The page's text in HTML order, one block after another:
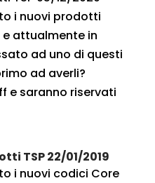
i nuovi prodotti
e attualmente in
ad uno di questi
ad averli?
e saranno riservati
TSP 22/01/2019
i nuovi codici Core